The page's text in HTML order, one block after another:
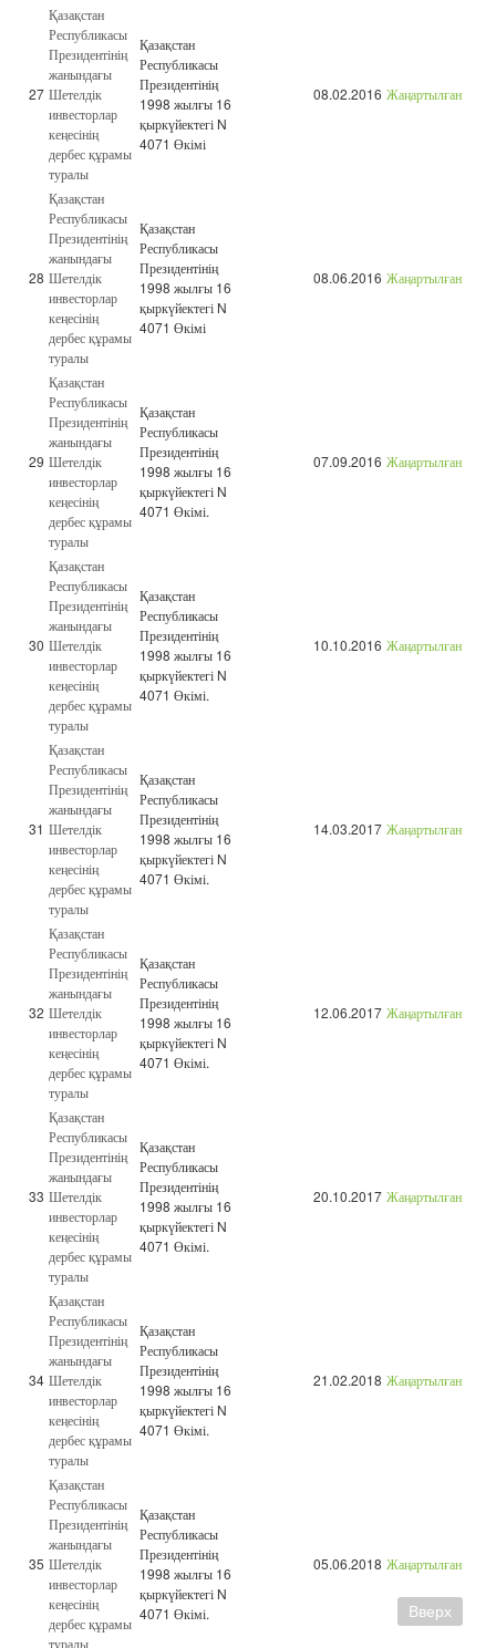
27
Қазақстан
Республикасы
Президентінің
жанындағы
Шетелдік
инвесторлар
кеңесінің
дербес құрамы
туралы
Қазақстан
Республикасы
Президентінің
1998 жылғы 16
қыркүйектегі N
4071 Өкімі
08.02.2016 Жаңартылған
28
Қазақстан
Республикасы
Президентінің
жанындағы
Шетелдік
инвесторлар
кеңесінің
дербес құрамы
туралы
Қазақстан
Республикасы
Президентінің
1998 жылғы 16
қыркүйектегі N
4071 Өкімі
08.06.2016 Жаңартылған
29
Қазақстан
Республикасы
Президентінің
жанындағы
Шетелдік
инвесторлар
кеңесінің
дербес құрамы
туралы
Қазақстан
Республикасы
Президентінің
1998 жылғы 16
қыркүйектегі N
4071 Өкімі.
07.09.2016 Жаңартылған
30
Қазақстан
Республикасы
Президентінің
жанындағы
Шетелдік
инвесторлар
кеңесінің
дербес құрамы
туралы
Қазақстан
Республикасы
Президентінің
1998 жылғы 16
қыркүйектегі N
4071 Өкімі.
10.10.2016 Жаңартылған
31
Қазақстан
Республикасы
Президентінің
жанындағы
Шетелдік
инвесторлар
кеңесінің
дербес құрамы
туралы
Қазақстан
Республикасы
Президентінің
1998 жылғы 16
қыркүйектегі N
4071 Өкімі.
14.03.2017 Жаңартылған
32
Қазақстан
Республикасы
Президентінің
жанындағы
Шетелдік
инвесторлар
кеңесінің
дербес құрамы
туралы
Қазақстан
Республикасы
Президентінің
1998 жылғы 16
қыркүйектегі N
4071 Өкімі.
12.06.2017 Жаңартылған
33
Қазақстан
Республикасы
Президентінің
жанындағы
Шетелдік
инвесторлар
кеңесінің
дербес құрамы
туралы
Қазақстан
Республикасы
Президентінің
1998 жылғы 16
қыркүйектегі N
4071 Өкімі.
20.10.2017 Жаңартылған
34
Қазақстан
Республикасы
Президентінің
жанындағы
Шетелдік
инвесторлар
кеңесінің
дербес құрамы
туралы
Қазақстан
Республикасы
Президентінің
1998 жылғы 16
қыркүйектегі N
4071 Өкімі.
21.02.2018 Жаңартылған
35
Қазақстан
Республикасы
Президентінің
жанындағы
Шетелдік
инвесторлар
кеңесінің
дербес құрамы
туралы
Қазақстан
Республикасы
Президентінің
1998 жылғы 16
қыркүйектегі N
4071 Өкімі.
05.06.2018 Жаңартылған
Вверх